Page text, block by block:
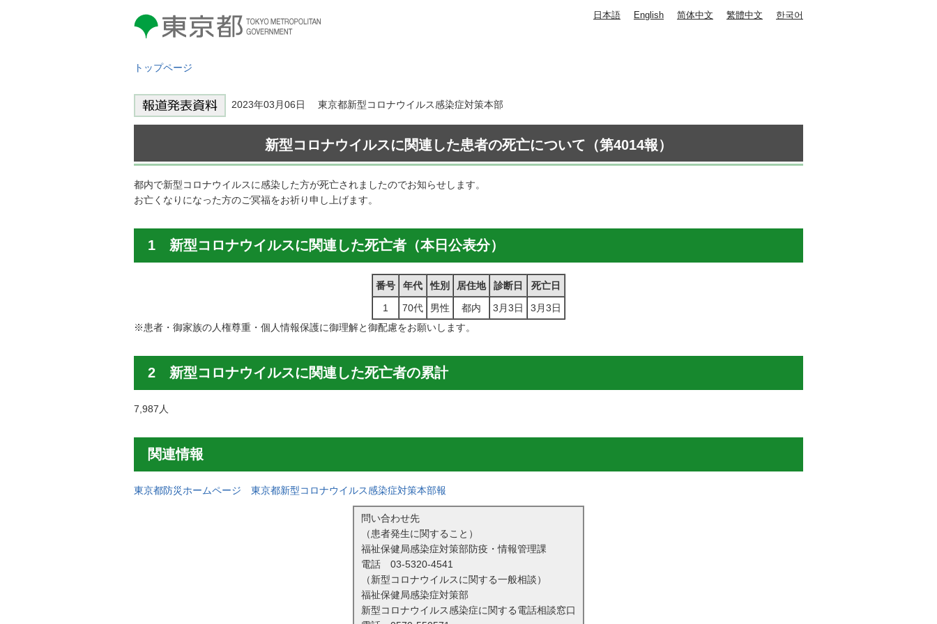
東京都 TOKYO METROPOLITAN
GOVERNMENT
日本語 English 简体中文 繁體中文 한국어
トップページ
2023年03月06日 東京都新型コロナウイルス感染症対策本部
新型コロナウイルスに関連した患者の死亡について（第4014報）
都内で新型コロナウイルスに感染した方が死亡されましたのでお知らせします。
お亡くなりになった方のご冥福をお祈り申し上げます。
1 新型コロナウイルスに関連した死亡者（本日公表分）
番号 年代 性別 居住地 診断日
死亡日
1
70代 男性 都内 3月3日
3月3日
※患者・御家族の人権尊重・個人情報保護に御理解と御配慮をお願いします。
2 新型コロナウイルスに関連した死亡者の累計
7,987人
関連情報
東京都防災ホームページ 東京都新型コロナウイルス感染症対策本部報
問い合わせ先
（患者発生に関すること）
福祉保健局感染症対策部防疫・情報管理課
電話 03-5320-4541
（新型コロナウイルスに関する一般相談）
福祉保健局感染症対策部
新型コロナウイルス感染症に関する電話相談窓口